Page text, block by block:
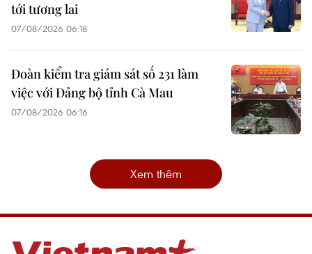
tới tương lai
07/08/2026 06:18
Đoàn kiểm tra giám sát số 231 làm
việc với Đảng bộ tỉnh Cà Mau
07/08/2026 06:16
Xem thêm